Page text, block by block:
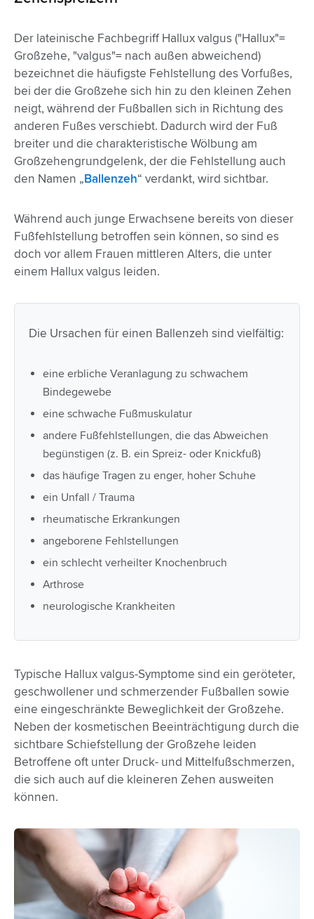
Der lateinische Fachbegriff Hallux valgus ("Hallux"=
Großzehe, "valgus"= nach außen abweichend)
bezeichnet die häufigste Fehlstellung des Vorfußes,
bei der die Großzehe sich hin zu den kleinen Zehen
neigt, während der Fußballen sich in Richtung des
anderen Fußes verschiebt. Dadurch wird der Fuß
breiter und die charakteristische Wölbung am
Großzehengrundgelenk, der die Fehlstellung auch
den Namen „Ballenzeh“ verdankt, wird sichtbar.
Während auch junge Erwachsene bereits von dieser
Fußfehlstellung betroffen sein können, so sind es
doch vor allem Frauen mittleren Alters, die unter
einem Hallux valgus leiden.
Die Ursachen für einen Ballenzeh sind vielfältig:
eine erbliche Veranlagung zu schwachem
Bindegewebe
eine schwache Fußmuskulatur
andere Fußfehlstellungen, die das Abweichen
begünstigen (z. B. ein Spreiz- oder Knickfuß)
das häufige Tragen zu enger, hoher Schuhe
ein Unfall / Trauma
rheumatische Erkrankungen
angeborene Fehlstellungen
ein schlecht verheilter Knochenbruch
Arthrose
neurologische Krankheiten
Typische Hallux valgus-Symptome sind ein geröteter,
geschwollener und schmerzender Fußballen sowie
eine eingeschränkte Beweglichkeit der Großzehe.
Neben der kosmetischen Beeinträchtigung durch die
sichtbare Schiefstellung der Großzehe leiden
Betroffene oft unter Druck- und Mittelfußschmerzen,
die sich auch auf die kleineren Zehen ausweiten
können.